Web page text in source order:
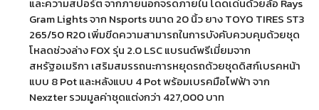
Gram Lights จาก Nsports ขนาด 20 นิ้ว ยาง TOYO TIRES ST3
265/50 R20 เพิ่มขีดความสามารถในการบังคับควบคุมด้วยชุด
โหลดช่วงล่าง FOX รุ่น 2.0 LSC แบรนด์พรีเมี่ยมจาก
สหรัฐอเมริกา เสริมสมรรถนะการหยุดรถด้วยชุดดิสก์เบรคหน้า
แบบ 8 Pot และหลังแบบ 4 Pot พร้อมเบรคมือไฟฟ้า จาก
Nexzter รวมมูลค่าชุดแต่งกว่า 427,000 บาท